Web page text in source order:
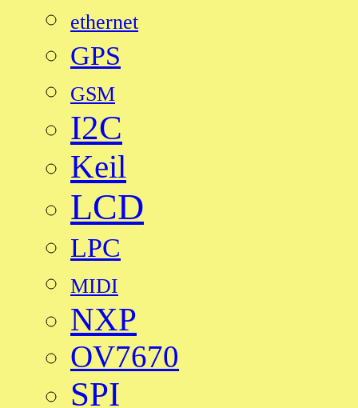
ethernet
GPS
GSM
I2C
Keil
LCD
LPC
MIDI
NXP
OV7670
SPI